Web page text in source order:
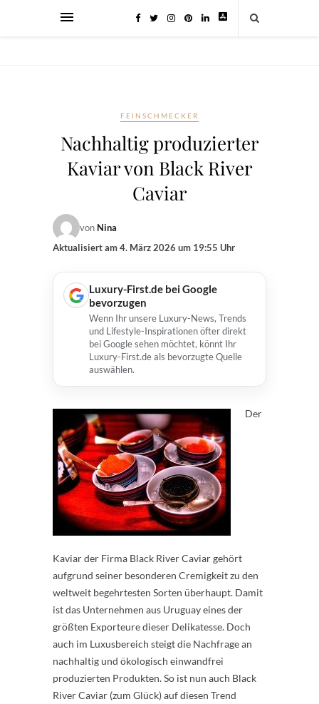
FEINSCHMECKER
Nachhaltig produzierter
Kaviar von Black River
Caviar
von Nina
Aktualisiert am4. März 2026 um 19:55 Uhr
Luxury-First.de bei Google
bevorzugen
Wenn Ihr unsere Luxury-News, Trends
und Lifestyle-Inspirationen öfter direkt
bei Google sehen möchtet, könnt Ihr
Luxury-First.de als bevorzugte Quelle
auswählen.
Der
Kaviar der Firma Black River Caviar gehört
aufgrund seiner besonderen Cremigkeit zu den
weltweit begehrtesten Sorten überhaupt. Damit
ist das Unternehmen aus Uruguay eines der
größten Exporteure dieser Delikatesse. Doch
auch im Luxusbereich steigt die Nachfrage an
nachhaltig und ökologisch einwandfrei
produzierten Produkten. So ist nun auch Black
River Caviar (zum Glück) auf diesen Trend